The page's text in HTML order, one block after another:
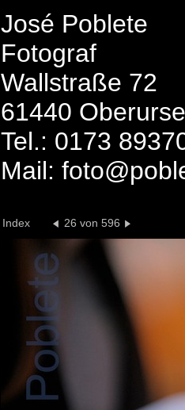
José Poblete
Fotograf
Wallstraße 72
61440
Tel.: 0173
Mail:
Index 26 von 596